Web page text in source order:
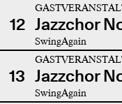
12 Jazzchor
SwingAgain
13 Jazzchor
SwingAgain